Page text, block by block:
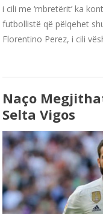
i cili me ‘mbretërit’ ka
futbollistë që pëlqehet
Florentino Perez, i cili
Naço
Selta Vigos